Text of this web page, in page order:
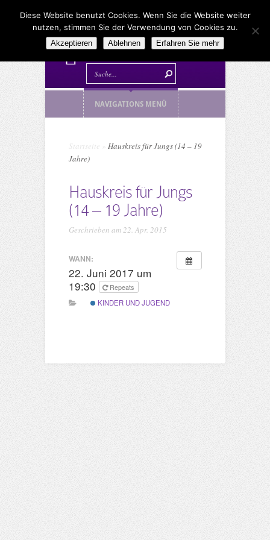
NAVIGATIONS MENÜ
Startseite
Hauskreis für Jungs (14 – 19
Jahre)
Hauskreis für Jungs
(14 – 19 Jahre)
Geschrieben am 22. Apr. 2015
WANN:
22. Juni 2017 um
19:30
Repeats
KINDER UND JUGEND
Diese Website benutzt Cookies. Wenn Sie die Website weiter
nutzen, stimmen Sie der Verwendung von Cookies zu.
Akzeptieren Ablehnen Erfahren Sie mehr